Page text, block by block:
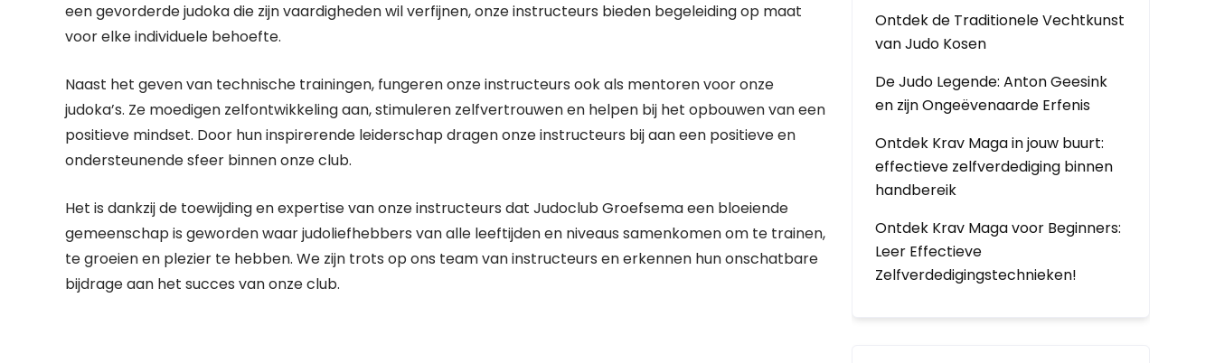
een gevorderde judoka die zijn vaardigheden wil verfijnen, onze instructeurs bieden begeleiding op maat
voor elke individuele behoefte.
Naast het geven van technische trainingen, fungeren onze instructeurs ook als mentoren voor onze
judoka’s. Ze moedigen zelfontwikkeling aan, stimuleren zelfvertrouwen en helpen bij het opbouwen van een
positieve mindset. Door hun inspirerende leiderschap dragen onze instructeurs bij aan een positieve en
ondersteunende sfeer binnen onze club.
Het is dankzij de toewijding en expertise van onze instructeurs dat Judoclub Groefsema een bloeiende
gemeenschap is geworden waar judoliefhebbers van alle leeftijden en niveaus samenkomen om te trainen,
te groeien en plezier te hebben. We zijn trots op ons team van instructeurs en erkennen hun onschatbare
bijdrage aan het succes van onze club.
Ontdek de Traditionele Vechtkunst
van Judo Kosen
De Judo Legende: Anton Geesink
en zijn Ongeëvenaarde Erfenis
Ontdek Krav Maga in jouw buurt:
effectieve zelfverdediging binnen
handbereik
Ontdek Krav Maga voor Beginners:
Leer Effectieve
Zelfverdedigingstechnieken!